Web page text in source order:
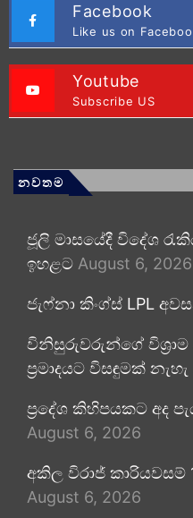
Facebook
Like us on
Youtube
Subscribe US
නවතම
ජූලි මාසයේදී විදේශ
ඉහළට August 6, 2026
ජැෆ්නා කිංග්ස් LPL
විනිසුරුවරුන්ගේ
ප්‍රමාදයට විසඳුමක් නැහැ
ප්‍රදේශ කිහිපයකට අද
August 6, 2026
අකිල විරාජ් කාරියවසම්
August 6, 2026